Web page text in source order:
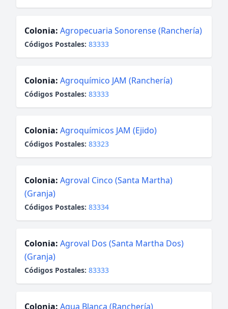
Colonia: Agropecuaria Sonorense (Ranchería)
Códigos Postales: 83333
Colonia: Agroquímico JAM (Ranchería)
Códigos Postales: 83333
Colonia: Agroquímicos JAM (Ejido)
Códigos Postales: 83323
Colonia: Agroval Cinco (Santa Martha)
(Granja)
Códigos Postales: 83334
Colonia: Agroval Dos (Santa Martha Dos)
(Granja)
Códigos Postales: 83333
Colonia: Agua Blanca (Ranchería)